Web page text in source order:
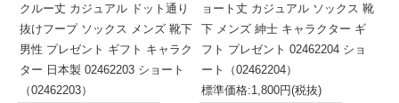
クルー丈 カジュアル ドット通り
抜けフープ ソックス メンズ 靴下
男性 プレゼント ギフト キャラク
ター 日本製 02462203 ショート
（02462203）
ョート丈 カジュアル ソックス 靴
下 メンズ 紳士 キャラクター ギ
フト プレゼント 02462204 ショ
ート（02462204）
標準価格:1,800円(税抜)